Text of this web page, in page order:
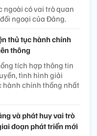
ngoài có vai trò quan
ngoại của Đảng.
thủ tục hành chính
thông
tích hợp thông tin
tình hình giải
hành chính thống nhất
và phát huy vai trò
đoạn phát triển mới